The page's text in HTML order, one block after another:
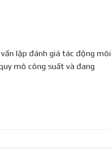
lập đánh giá tác động môi
mô công suất và đang